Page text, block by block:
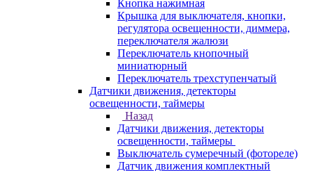
Кнопка нажимная
Крышка для выключателя, кнопки,
регулятора освещенности, диммера,
переключателя жалюзи
Переключатель кнопочный
миниатюрный
Переключатель трехступенчатый
Датчики движения, детекторы
освещенности, таймеры
Назад
Датчики движения, детекторы
освещенности, таймеры
Выключатель сумеречный (фотореле)
Датчик движения комплектный